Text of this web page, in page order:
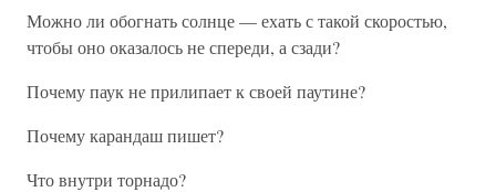
Можно ли обогнать солнце — ехать с такой скоростью,
чтобы оно оказалось не спереди, а сзади?
Почему паук не прилипает к своей паутине?
Почему карандаш пишет?
Что внутри торнадо?